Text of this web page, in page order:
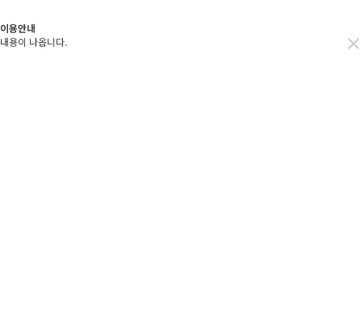
이용안내
×
내용이 나옵니다.